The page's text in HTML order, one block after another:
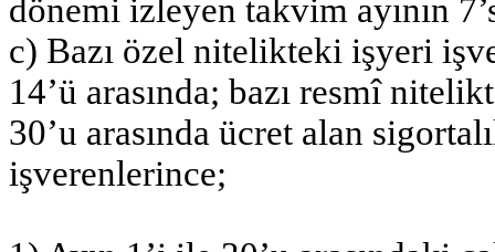
dönemi izleyen takvim ayının
c) Bazı özel nitelikteki işyeri
14’ü arasında; bazı resmî
30’u arasında ücret alan
işverenlerince;